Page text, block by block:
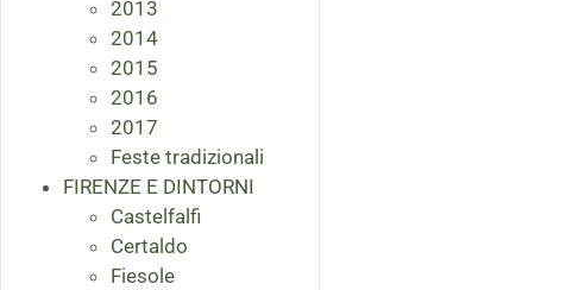
2013
2014
2015
2016
2017
Feste tradizionali
FIRENZE E DINTORNI
Castelfalfi
Certaldo
Fiesole